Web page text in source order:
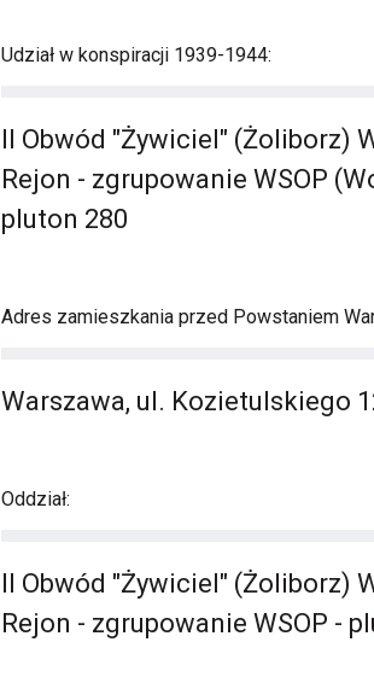
Udział w konspiracji 1939-1944:
II Obwód "Żywiciel" (Żoliborz)
Rejon - zgrupowanie WSOP
pluton 280
Adres zamieszkania przed Powstaniem
Warszawa, ul. Kozietulskiego
Oddział:
II Obwód "Żywiciel" (Żoliborz)
Rejon - zgrupowanie WSOP -